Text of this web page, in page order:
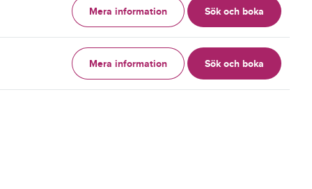
Mera information Sök och boka
Mera information Sök och boka